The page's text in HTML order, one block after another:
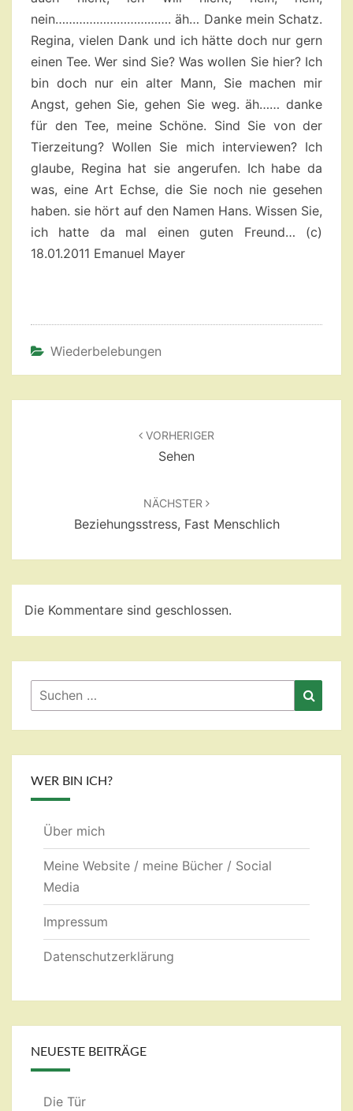
Wiederbelebungen
VORHERIGER
Sehen
NÄCHSTER
Beziehungsstress, Fast Menschlich
Die Kommentare sind geschlossen.
Suchen
nach:
WER BIN ICH?
Über mich
Meine Website / meine Bücher / Social
Media
Impressum
Datenschutzerklärung
NEUESTE BEITRÄGE
Die Tür